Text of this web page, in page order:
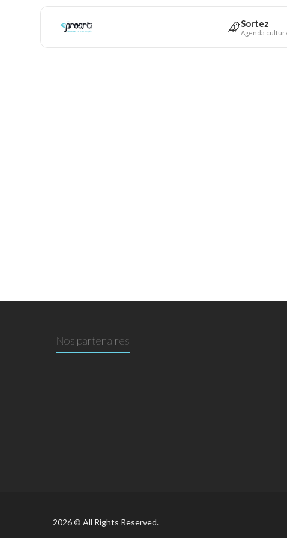
Sortez
Agenda
Nos partenaires
2026 © All Rights Reserved.